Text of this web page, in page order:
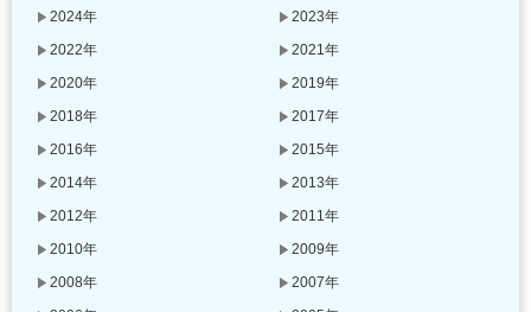
2024年
2023年
2022年
2021年
2020年
2019年
2018年
2017年
2016年
2015年
2014年
2013年
2012年
2011年
2010年
2009年
2008年
2007年